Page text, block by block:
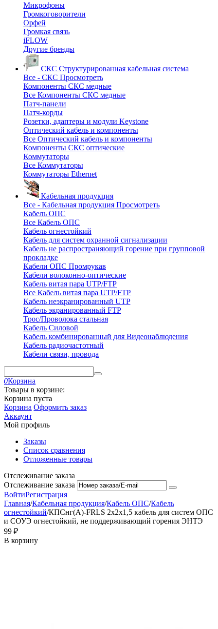
Микрофоны
Громкоговорители
Орфей
Громкая связь
iFLOW
Другие бренды
СКС Структурированная кабельная система
Все - СКС Просмотреть
Компоненты СКС медные
Все Компоненты СКС медные
Патч-панели
Патч-корды
Розетки, адаптеры и модули Keystone
Оптический кабель и компоненты
Все Оптический кабель и компоненты
Компоненты СКС оптические
Коммутаторы
Все Коммутаторы
Коммутаторы Ethernet
Кабельная продукция
Все - Кабельная продукция Просмотреть
Кабель ОПС
Все Кабель ОПС
Кабель огнестойкий
Кабель для систем охранной сигнализации
Кабель не распространяющий горение при групповой
прокладке
Кабели ОПС Промрукав
Кабели волоконно-оптические
Кабель витая пара UTP/FTP
Все Кабель витая пара UTP/FTP
Кабель неэкранированный UTP
Кабель экранированный FTP
Трос/Проволока стальная
Кабель Силовой
Кабель комбинированный для Видеонаблюдения
Кабель радиочастотный
Кабели связи, провода
0Корзина
Товары в корзине:
Корзина пуста
Корзина Оформить заказ
Аккаунт
Мой профиль
Заказы
Список сравнения
Отложенные товары
Отслеживание заказа
Отслеживание заказа
ВойтиРегистрация
Главная/Кабельная продукция/Кабель ОПС/Кабель
огнестойкий/КПСнг(А)-FRLS 2x2x1,5 кабель для систем ОПС
и СОУЭ огнестойкий, не поддерживающий горения ЭНТЭ
‍99‍ ₽
В корзину